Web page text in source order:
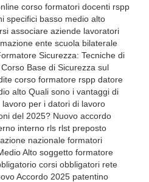
corso formatori docenti rspp
specifici basso medio alto
associare aziende lavoratori
ente scuola bilaterale
Sicurezza: Tecniche di
Base di Sicurezza sul
corso formatore rspp datore
alto Quali sono i vantaggi di
per i datori di lavoro
del 2025? Nuovo accordo
interno rls rlst preposto
nazionale formatori
Alto soggetto formatore
corsi obbligatori rete
Accordo 2025 patentino